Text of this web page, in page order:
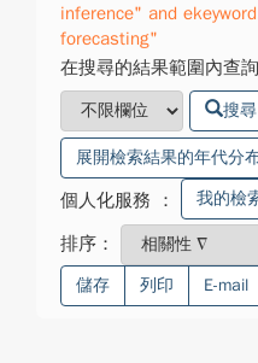
inference" and
forecasting"
在搜尋的結果範圍內查
搜尋
展開檢索結果的年代分
個人化服務 ： 我的檢
排序：
儲存 列印 E-mail